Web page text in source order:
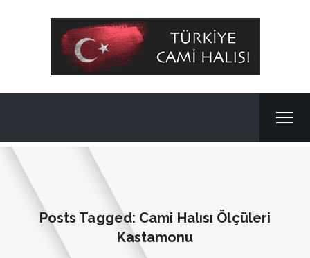
Posts Tagged: Cami Halısı Ölçüleri
Kastamonu